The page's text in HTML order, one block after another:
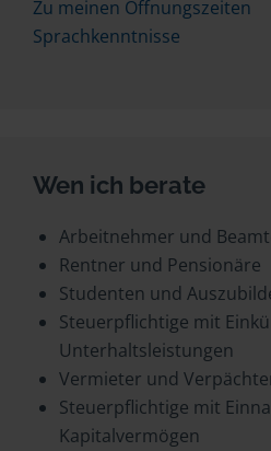
Zu meinen Öffnungszeiten
Sprachkenntnisse
Wen ich berate
Arbeitnehmer und
Rentner und Pensionäre
Studenten und
Steuerpflichtige mit
Unterhaltsleistungen
Vermieter und
Steuerpflichtige mit
Kapitalvermögen